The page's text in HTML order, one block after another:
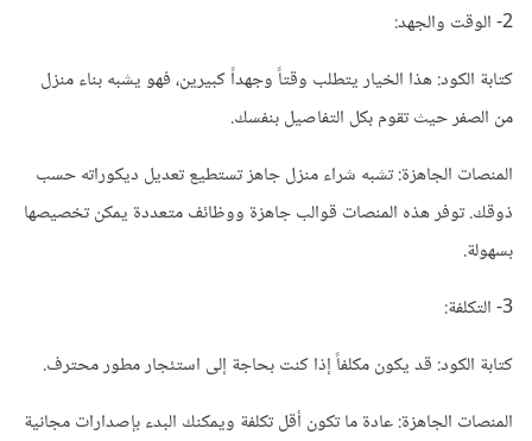
2- الوقت والجهد:
كتابة الكود: هذا الخيار يتطلب وقتاً وجهداً كبيرين، فهو يشبه بناء منزل
من الصفر حيث تقوم بكل التفاصيل بنفسك.
المنصات الجاهزة: تشبه شراء منزل جاهز تستطيع تعديل ديكوراته حسب
ذوقك. توفر هذه المنصات قوالب جاهزة ووظائف متعددة يمكن تخصيصها
بسهولة.
3- التكلفة:
كتابة الكود: قد يكون مكلفاً إذا كنت بحاجة إلى استئجار مطور محترف.
المنصات الجاهزة: عادة ما تكون أقل تكلفة ويمكنك البدء بإصدارات مجانية